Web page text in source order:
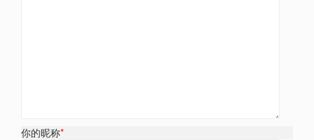
你的昵称*